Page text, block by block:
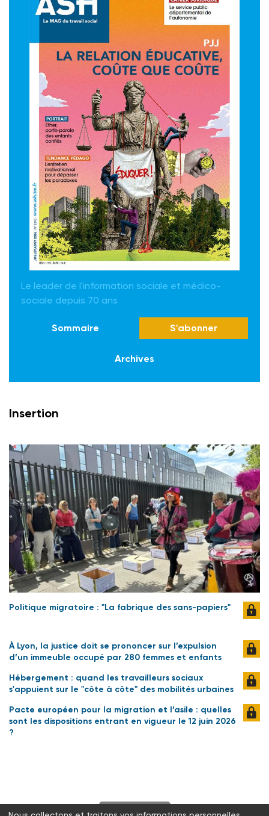
Le leader de l'information sociale et médico-
sociale depuis 70 ans
Sommaire S'abonner
Archives
Insertion
Politique migratoire : "La fabrique des sans-papiers"
À Lyon, la justice doit se prononcer sur l’expulsion
d’un immeuble occupé par 280 femmes et enfants
Hébergement : quand les travailleurs sociaux
s'appuient sur le "côte à côte" des mobilités urbaines
Pacte européen pour la migration et l’asile : quelles
sont les dispositions entrant en vigueur le 12 juin 2026
?
S'abonner